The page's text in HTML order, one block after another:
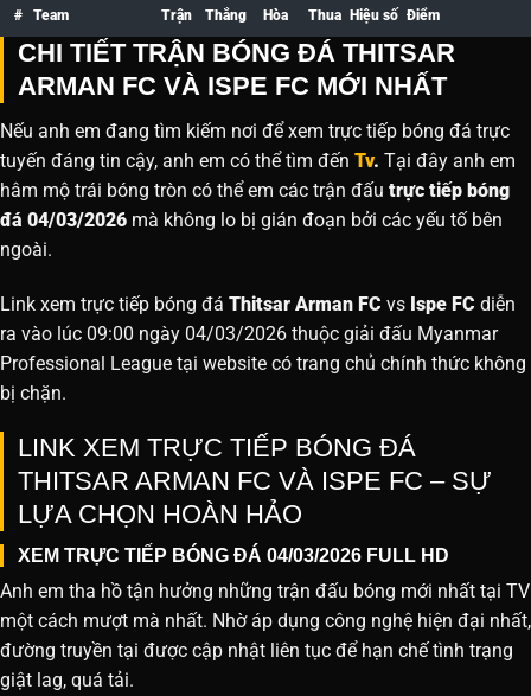
# Team Trận Thắng Hòa Thua Hiệu số Điểm
CHI TIẾT TRẬN BÓNG ĐÁ THITSAR
ARMAN FC VÀ ISPE FC MỚI NHẤT
Nếu anh em đang tìm kiếm nơi để xem trực tiếp bóng đá trực
tuyến đáng tin cậy, anh em có thể tìm đến Tv. Tại đây anh em
hâm mộ trái bóng tròn có thể em các trận đấu trực tiếp bóng
đá 04/03/2026 mà không lo bị gián đoạn bởi các yếu tố bên
ngoài.
Link xem trực tiếp bóng đá Thitsar Arman FC vs Ispe FC diễn
ra vào lúc 09:00 ngày 04/03/2026 thuộc giải đấu Myanmar
Professional League tại website có trang chủ chính thức không
bị chặn.
LINK XEM TRỰC TIẾP BÓNG ĐÁ
THITSAR ARMAN FC VÀ ISPE FC – SỰ
LỰA CHỌN HOÀN HẢO
XEM TRỰC TIẾP BÓNG ĐÁ 04/03/2026 FULL HD
Anh em tha hồ tận hưởng những trận đấu bóng mới nhất tại TV
một cách mượt mà nhất. Nhờ áp dụng công nghệ hiện đại nhất,
đường truyền tại được cập nhật liên tục để hạn chế tình trạng
giật lag, quá tải.